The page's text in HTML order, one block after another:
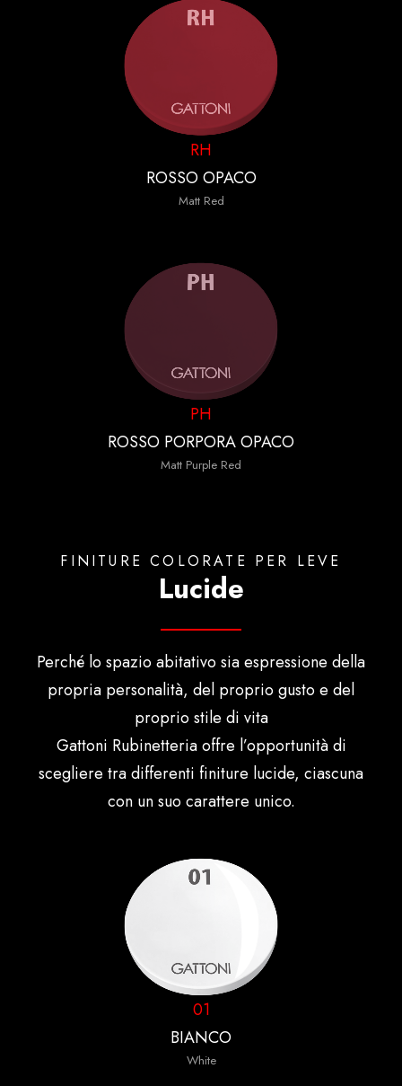
RH
ROSSO OPACO
Matt Red
PH
ROSSO PORPORA OPACO
Matt Purple Red
FINITURE COLORATE PER LEVE
Lucide
Perché lo spazio abitativo sia espressione della
propria personalità, del proprio gusto e del
proprio stile di vita
Gattoni Rubinetteria offre l’opportunità di
scegliere tra differenti finiture lucide, ciascuna
con un suo carattere unico.
01
BIANCO
White